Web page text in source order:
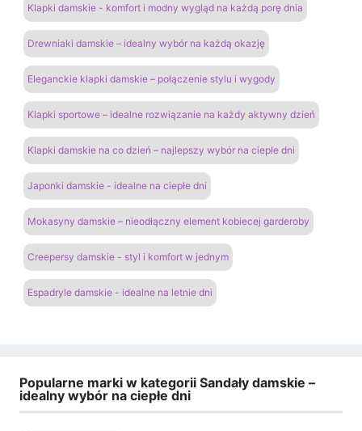
Klapki damskie - komfort i modny wygląd na każdą porę dnia
Drewniaki damskie – idealny wybór na każdą okazję
Eleganckie klapki damskie – połączenie stylu i wygody
Klapki sportowe – idealne rozwiązanie na każdy aktywny dzień
Klapki damskie na co dzień – najlepszy wybór na ciepłe dni
Japonki damskie - idealne na ciepłe dni
Mokasyny damskie – nieodłączny element kobiecej garderoby
Creepersy damskie - styl i komfort w jednym
Espadryle damskie - idealne na letnie dni
Popularne marki w kategorii Sandały damskie –
idealny wybór na ciepłe dni